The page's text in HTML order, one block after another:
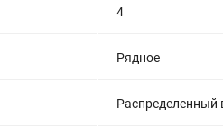
4
Рядное
Распределенный